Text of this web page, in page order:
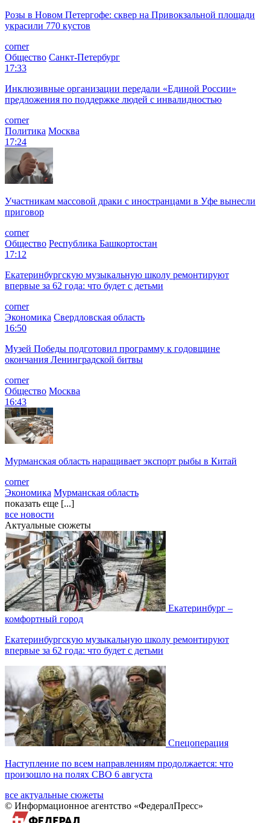
Розы в Новом Петергофе: сквер на Привокзальной площади
украсили 770 кустов
corner
Общество Санкт-Петербург
17:33
Инклюзивные организации передали «Единой России»
предложения по поддержке людей с инвалидностью
corner
Политика Москва
17:24
Участникам массовой драки с иностранцами в Уфе вынесли
приговор
corner
Общество Республика Башкортостан
17:12
Екатеринбургскую музыкальную школу ремонтируют
впервые за 62 года: что будет с детьми
corner
Экономика Свердловская область
16:50
Музей Победы подготовил программу к годовщине
окончания Ленинградской битвы
corner
Общество Москва
16:43
Мурманская область наращивает экспорт рыбы в Китай
corner
Экономика Мурманская область
показать еще [...]
все новости
Актуальные сюжеты
Екатеринбург –
комфортный город
Екатеринбургскую музыкальную школу ремонтируют
впервые за 62 года: что будет с детьми
Спецоперация
Наступление по всем направлениям продолжается: что
произошло на полях СВО 6 августа
все актуальные сюжеты
© Информационное агентство «ФедералПресс»